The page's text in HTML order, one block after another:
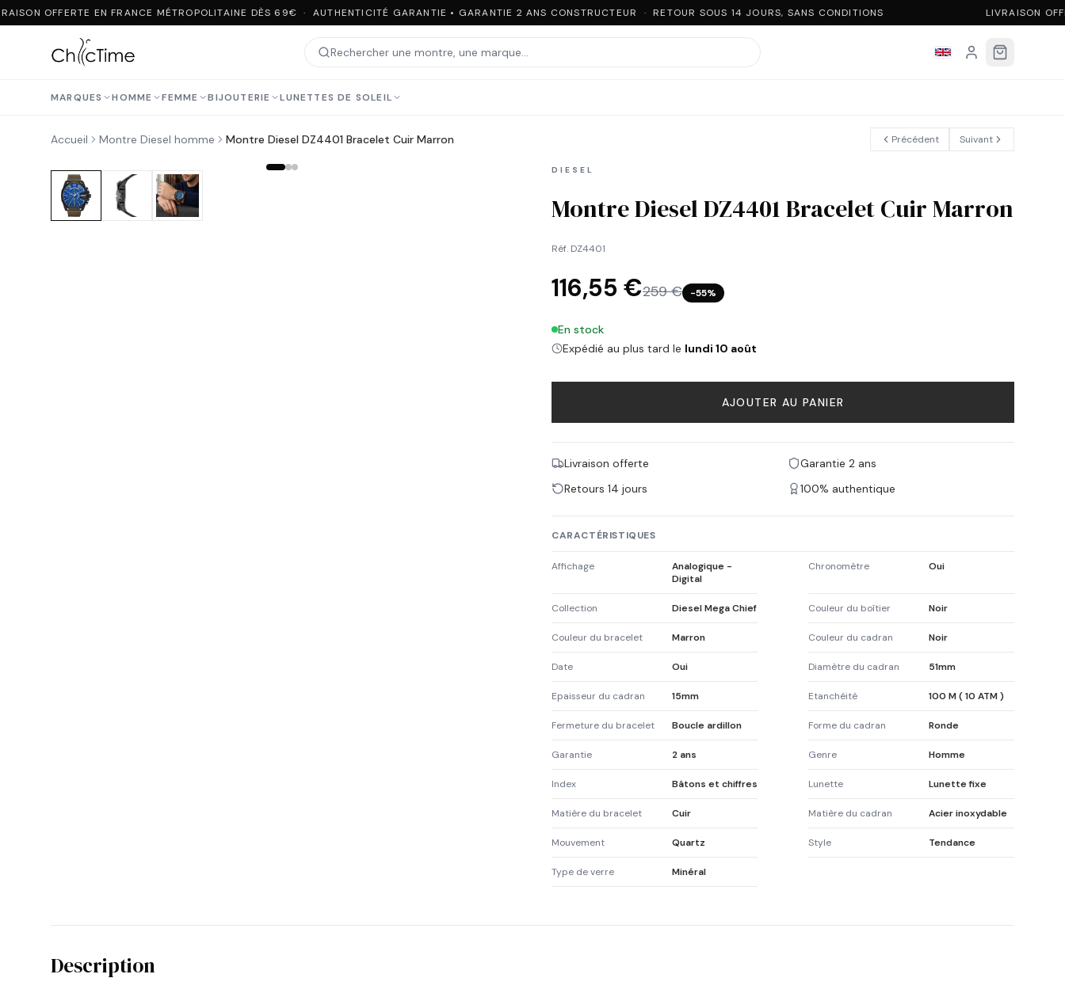
OFFERTE EN FRANCE MÉTROPOLITAINE DÈS 69€ · AUTHENTICITÉ GARANTIE • GARANTIE 2 ANS CONSTRUCTEUR · RETOUR SOUS 14 JOURS, SANS CONDITIONS LIVRAISON
MARQUES HOMME FEMME BIJOUTERIE LUNETTES DE SOLEIL
Accueil Montre Diesel homme Montre Diesel DZ4401 Bracelet Cuir Marron Précédent Suivant
DIESEL
Montre Diesel DZ4401 Bracelet Cuir Marron
Réf. DZ4401
116,55 €259 € −55%
En stock
Expédié au plus tard le lundi 10 août
AJOUTER AU PANIER
Livraison offerte
Garantie 2 ans
Retours 14 jours
100% authentique
CARACTÉRISTIQUES
Affichage
Analogique -
Digital
Chronomètre Oui
Collection Diesel Mega Chief Couleur du boîtier Noir
Couleur du bracelet Marron Couleur du cadran Noir
Date Oui Diamètre du cadran 51mm
Epaisseur du cadran 15mm Etanchéité 100 M ( 10 ATM )
Fermeture du bracelet Boucle ardillon Forme du cadran Ronde
Garantie 2 ans Genre Homme
Index Bâtons et chiffres Lunette Lunette fixe
Matière du bracelet Cuir Matière du cadran Acier inoxydable
Mouvement Quartz Style Tendance
Type de verre Minéral
Description